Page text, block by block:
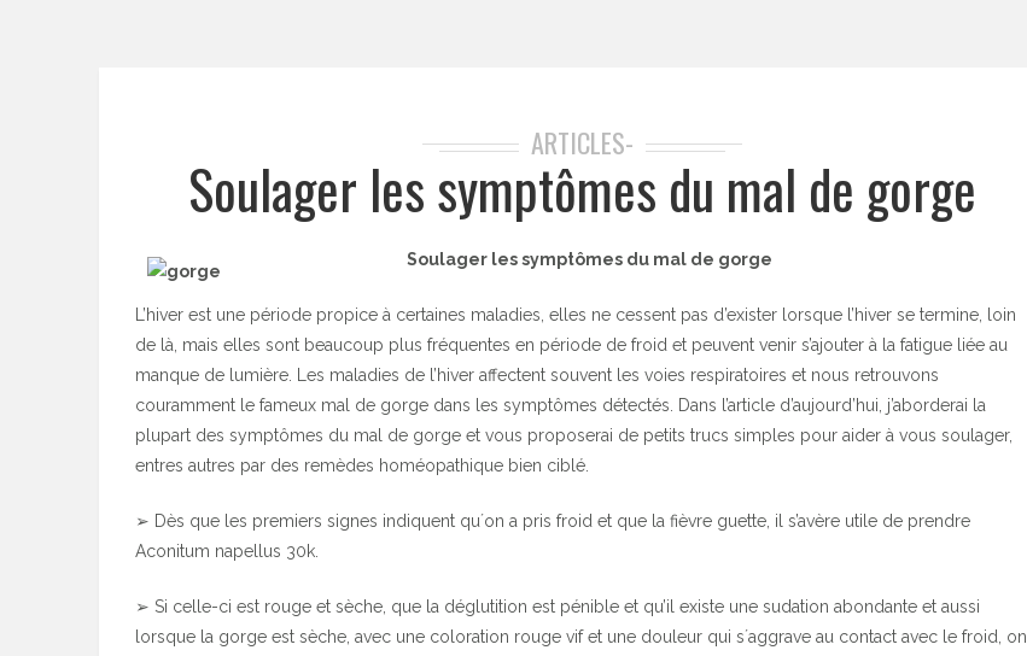
ARTICLES-
Soulager les symptômes du mal de gorge
Soulager les symptômes du mal de gorge
L’hiver est une période propice à certaines maladies, elles ne cessent pas d’exister lorsque l’hiver se termine, loin
de là, mais elles sont beaucoup plus fréquentes en période de froid et peuvent venir s’ajouter à la fatigue liée au
manque de lumière. Les maladies de l’hiver affectent souvent les voies respiratoires et nous retrouvons
couramment le fameux mal de gorge dans les symptômes détectés. Dans l’article d’aujourd’hui, j’aborderai la
plupart des symptômes du mal de gorge et vous proposerai de petits trucs simples pour aider à vous soulager,
entres autres par des remèdes homéopathique bien ciblé.
➢ Dès que les premiers signes indiquent qu´on a pris froid et que la fièvre guette, il s’avère utile de prendre
Aconitum napellus 30k.
➢ Si celle-ci est rouge et sèche, que la déglutition est pénible et qu’il existe une sudation abondante et aussi
lorsque la gorge est sèche, avec une coloration rouge vif et une douleur qui s´aggrave au contact avec le froid, on